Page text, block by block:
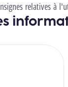
relatives à